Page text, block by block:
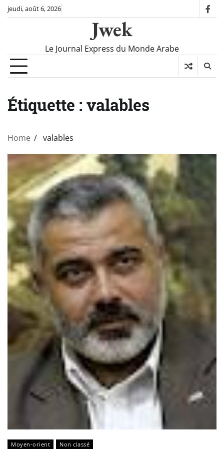
Skipjeudi, août 6, 2026
Jwek
Le Journal Express du Monde Arabe
Étiquette : valables
Home valables
Moyen-orient Non classé